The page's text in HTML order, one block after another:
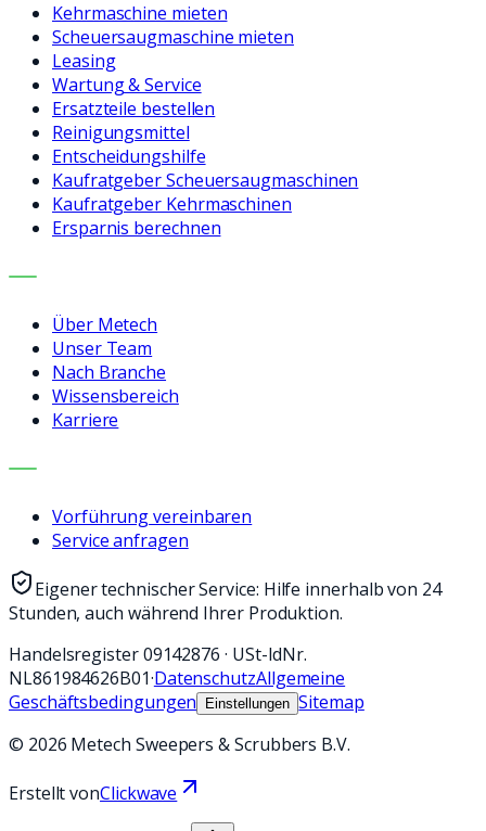
Kehrmaschine mieten
Scheuersaugmaschine mieten
Leasing
Wartung & Service
Ersatzteile bestellen
Reinigungsmittel
Entscheidungshilfe
Kaufratgeber Scheuersaugmaschinen
Kaufratgeber Kehrmaschinen
Ersparnis berechnen
UNTERNEHMEN
Über Metech
Unser Team
Nach Branche
Wissensbereich
Karriere
KONTAKT
Vorführung vereinbaren
Service anfragen
Eigener technischer Service: Hilfe innerhalb von 24
Stunden, auch während Ihrer Produktion.
Handelsregister09142876 · USt-IdNr.
NL861984626B01·DatenschutzAllgemeine
Geschäftsbedingungen
Einstellungen Sitemap
© 2026 Metech Sweepers & Scrubbers B.V.
Erstellt vonClickwave